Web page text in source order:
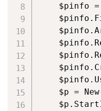
$pinfo
$p =